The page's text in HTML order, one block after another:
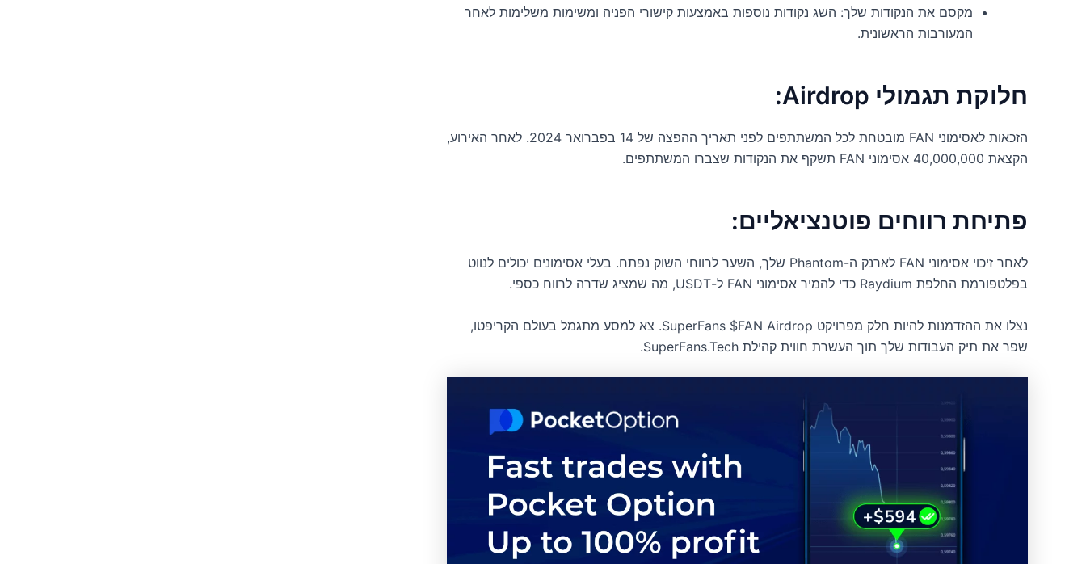
מקסם את הנקודות שלך: השג נקודות נוספות באמצעות קישורי הפניה ומשימות משלימות לאחר
המעורבות הראשונית.
חלוקת תגמולי Airdrop:
הזכאות לאסימוני FAN מובטחת לכל המשתתפים לפני תאריך ההפצה של 14 בפברואר 2024. לאחר האירוע,
הקצאת 40,000,000 אסימוני FAN תשקף את הנקודות שצברו המשתתפים.
פתיחת רווחים פוטנציאליים:
לאחר זיכוי אסימוני FAN לארנק ה-Phantom שלך, השער לרווחי השוק נפתח. בעלי אסימונים יכולים לנווט
בפלטפורמת החלפת Raydium כדי להמיר אסימוני FAN ל-USDT, מה שמציג שדרה לרווח כספי.
נצלו את ההזדמנות להיות חלק מפרויקט SuperFans $FAN Airdrop. צא למסע מתגמל בעולם הקריפטו,
שפר את תיק העבודות שלך תוך העשרת חווית קהילת SuperFans.Tech.